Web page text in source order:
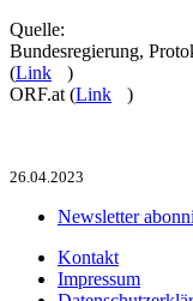
Quelle:
Bundesregierung,
(Link
)
ORF.at (Link )
26.04.2023
Newsletter
Kontakt
Impressum